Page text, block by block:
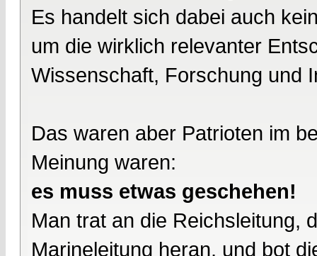
Es handelt sich dabei auch
um die wirklich relevanter
Wissenschaft, Forschung und
Das waren aber Patrioten im
Meinung waren:
es muss etwas geschehen!
Man trat an die Reichsleitung,
Marineleitung heran, und bot